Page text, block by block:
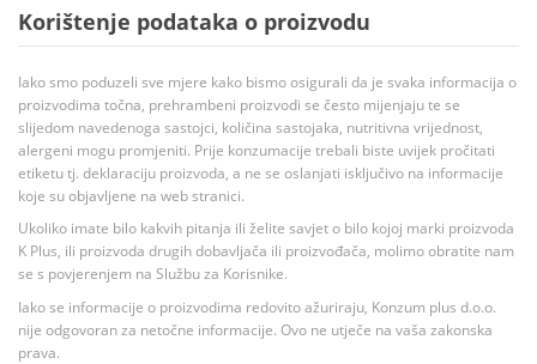
Korištenje podataka o proizvodu
Iako smo poduzeli sve mjere kako bismo osigurali da je svaka informacija o
proizvodima točna, prehrambeni proizvodi se često mijenjaju te se
slijedom navedenoga sastojci, količina sastojaka, nutritivna vrijednost,
alergeni mogu promjeniti. Prije konzumacije trebali biste uvijek pročitati
etiketu tj. deklaraciju proizvoda, a ne se oslanjati isključivo na informacije
koje su objavljene na web stranici.
Ukoliko imate bilo kakvih pitanja ili želite savjet o bilo kojoj marki proizvoda
K Plus, ili proizvoda drugih dobavljača ili proizvođača, molimo obratite nam
se s povjerenjem na Službu za Korisnike.
Iako se informacije o proizvodima redovito ažuriraju, Konzum plus d.o.o.
nije odgovoran za netočne informacije. Ovo ne utječe na vaša zakonska
prava.